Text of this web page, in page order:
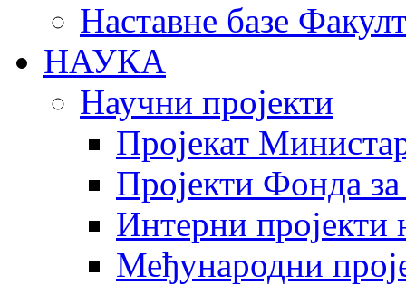
Наставне базе
НАУКА
Научни пројекти
Пројекат
Пројекти Фонда
Интерни пројекти
Међународни